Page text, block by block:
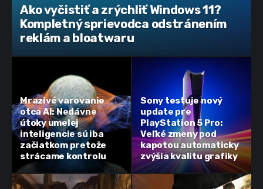
Ako vyčistiť a zrýchliť Windows 11?
Kompletný sprievodca odstránením
reklám a bloatwaru
Mrazivé varovanie
otca AI: Nedávne
útoky umelej
inteligencie sú iba
začiatkom pretože
strácame kontrolu
Sony testuje nový
update pre
PlayStation 5 Pro:
Veľké zmeny pod
kapotou automaticky
zvýšia kvalitu grafiky